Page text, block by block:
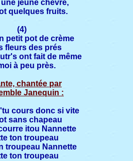
jeune chèvre,
quelques fruits.
(4)
petit pot de crème
fleurs des prés
ont fait de même
à peu près.
chantée par
Janequin :
cours donc si vite
sans chapeau
itou Nannette
ton troupeau
troupeau Nannette
ton troupeau